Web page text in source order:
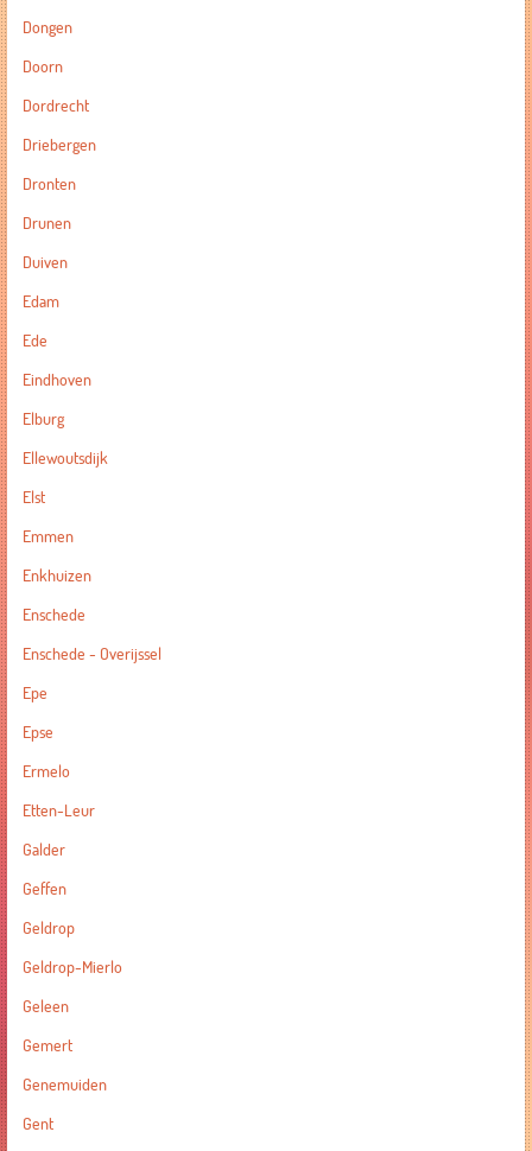
Dongen
Doorn
Dordrecht
Driebergen
Dronten
Drunen
Duiven
Edam
Ede
Eindhoven
Elburg
Ellewoutsdijk
Elst
Emmen
Enkhuizen
Enschede
Enschede - Overijssel
Epe
Epse
Ermelo
Etten-Leur
Galder
Geffen
Geldrop
Geldrop-Mierlo
Geleen
Gemert
Genemuiden
Gent